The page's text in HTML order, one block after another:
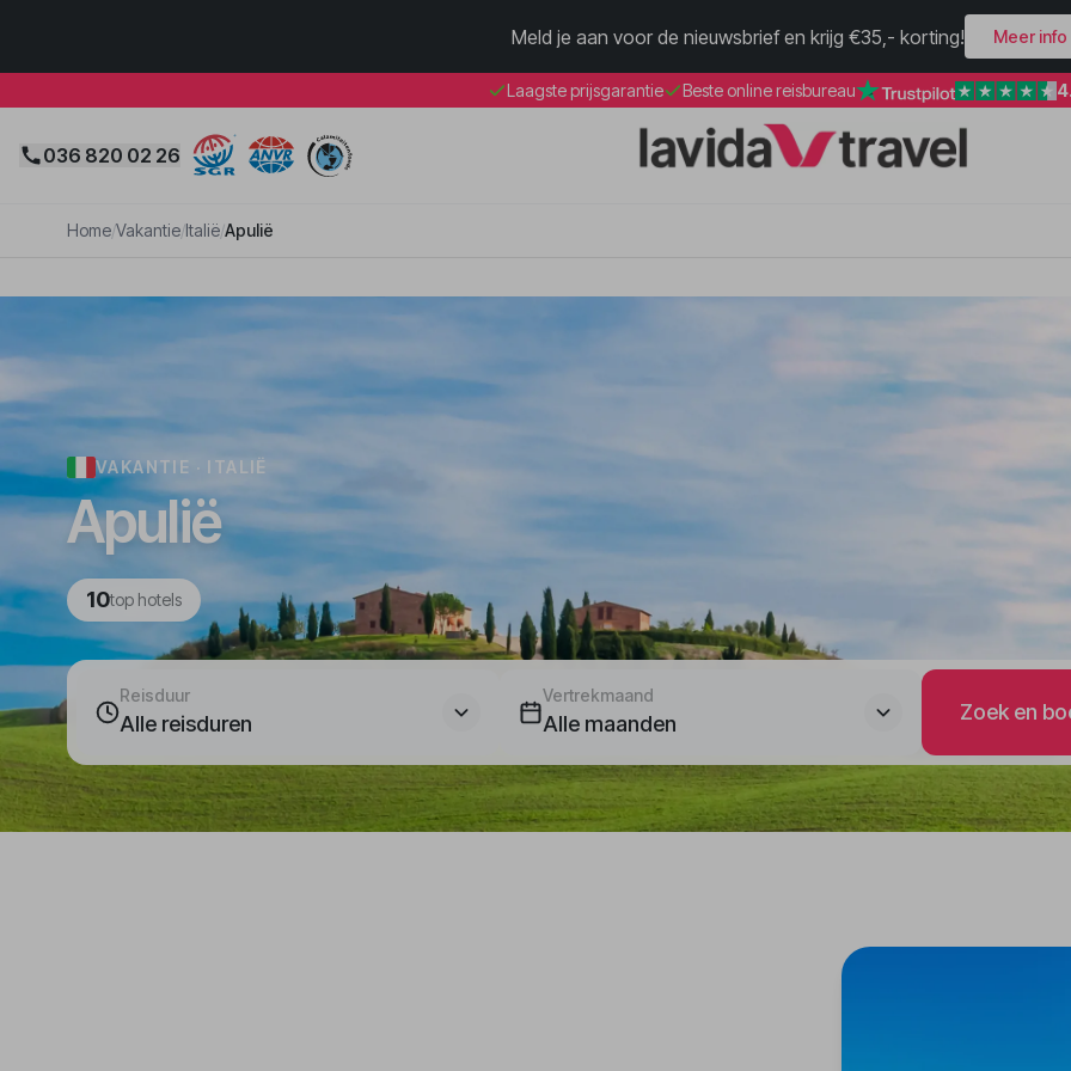
Meld je aan voor de nieuwsbrief en krijg €35,- korting! Meer info
Laagste prijsgarantie Beste online reisbureau
036 820 02 26
Home/Vakantie/Italië/Apulië
VAKANTIE · ITALIË
Apulië
10top hotels
Reisduur
Alle reisduren
Vertrekmaand
Alle maanden Zoek en